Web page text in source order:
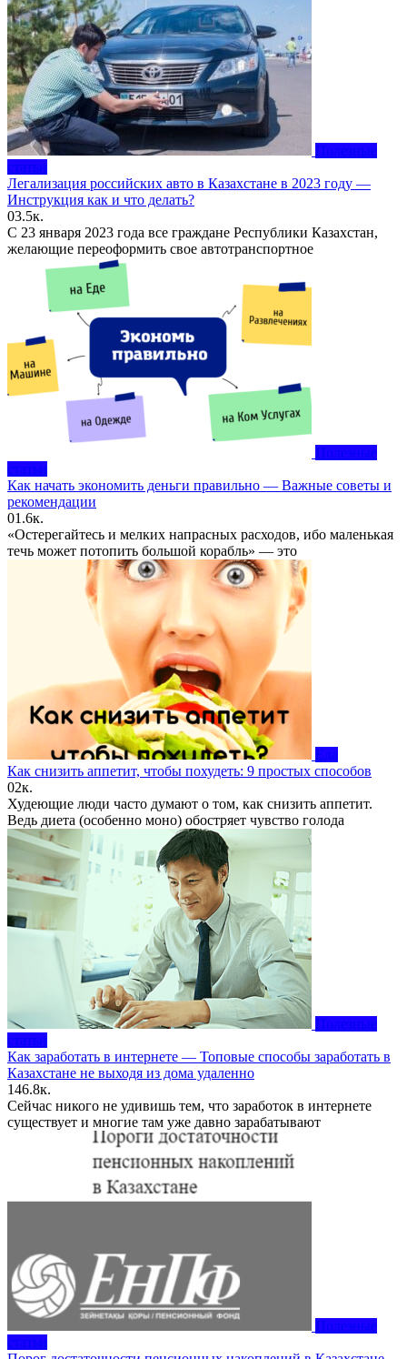
Полезные
статьи
Легализация российских авто в Казахстане в 2023 году —
Инструкция как и что делать?
03.5к.
С 23 января 2023 года все граждане Республики Казахстан,
желающие переоформить свое автотранспортное
Полезные
статьи
Как начать экономить деньги правильно — Важные советы и
рекомендации
01.6к.
«Остерегайтесь и мелких напрасных расходов, ибо маленькая
течь может потопить большой корабль» — это
Еда
Как снизить аппетит, чтобы похудеть: 9 простых способов
02к.
Худеющие люди часто думают о том, как снизить аппетит.
Ведь диета (особенно моно) обостряет чувство голода
Полезные
статьи
Как заработать в интернете — Топовые способы заработать в
Казахстане не выходя из дома удаленно
146.8к.
Сейчас никого не удивишь тем, что заработок в интернете
существует и многие там уже давно зарабатывают
Полезные
статьи